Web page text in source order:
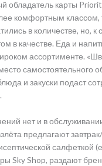
обладатель карты
комфортным классом,
в количестве, но, к
в качестве. Еда и
ассортименте.
самостоятельного
и закуски подаст
нет и в
предлагают
салфеткой
Sky Shop, раздают